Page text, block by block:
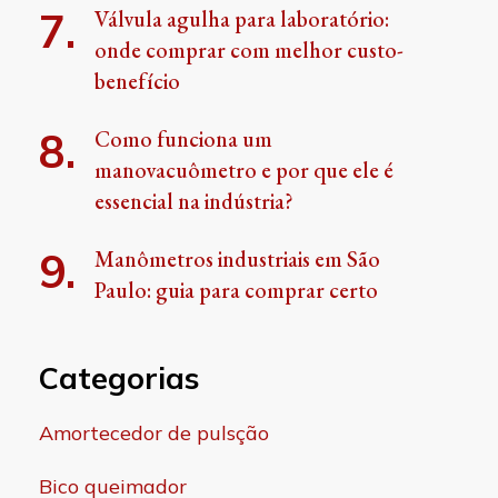
Válvula agulha para laboratório:
onde comprar com melhor custo-
benefício
Como funciona um
manovacuômetro e por que ele é
essencial na indústria?
Manômetros industriais em São
Paulo: guia para comprar certo
Categorias
Amortecedor de pulsção
Bico queimador